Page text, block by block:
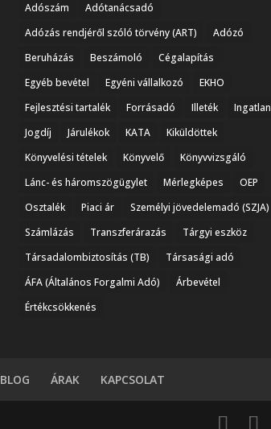
Adószám
Adótanácsadó
Adózás rendjéről szóló törvény (ART)
Adózó
Beruházás
Beszámoló
Cégalapítás
Egyéb bevétel
Egyéni vállalkozó
EKHO
Fejlesztési tartalék
Forrásadó Illeték
Ingatlan
Jogdíj
Járulékok KATA
Kiküldöttek
Könyvelési tételek
Könyvelő
Könyvvizsgáló
Lánc- és háromszögügylet
Mérlegképes
OEP
Osztalék
Piaci ár
Személyi jövedelemadó (SZJA)
Számlázás
Transzferárazás
Tárgyi eszköz
Társadalombiztosítás (TB)
Társasági adó
ÁFA (Általános Forgalmi Adó)
Árbevétel
Értékcsökkenés
BLOG ÁRAK KAPCSOLAT